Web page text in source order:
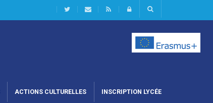
ACTIONS CULTURELLES INSCRIPTION LYCÉE